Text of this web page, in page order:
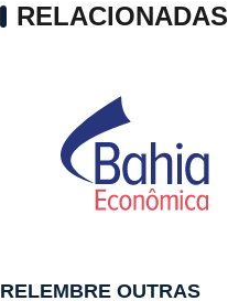
RELACIONADAS
RELEMBRE OUTRAS